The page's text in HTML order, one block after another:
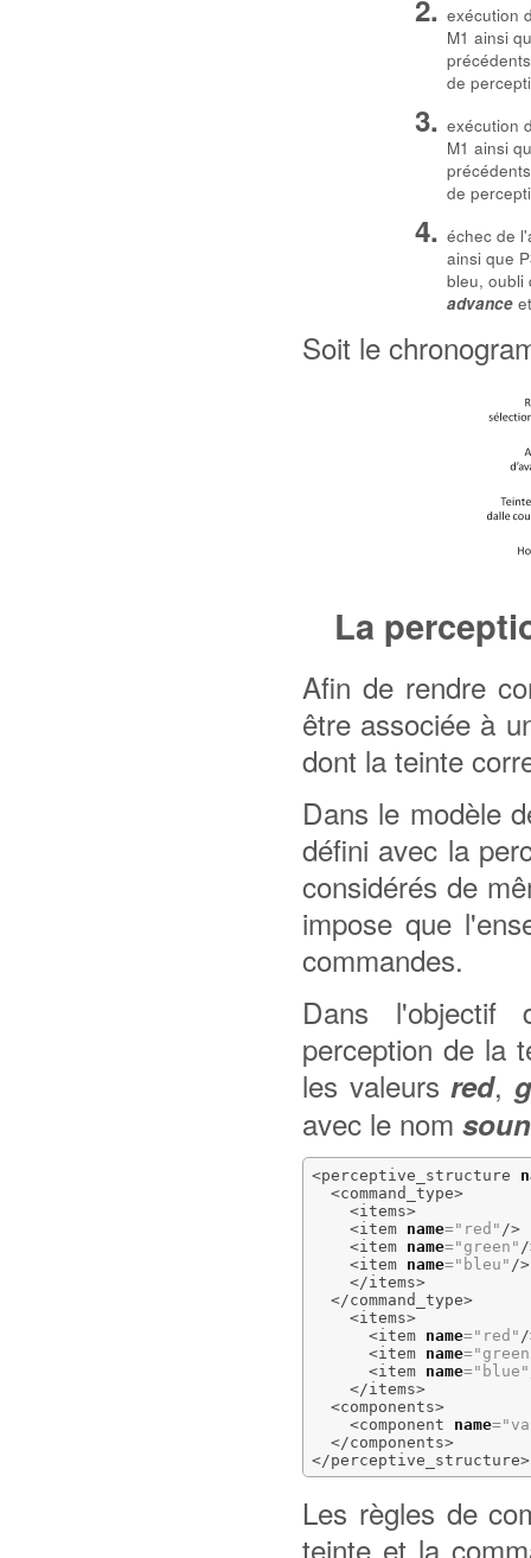
exécution
M1 ainsi
de
exécution
M1 ainsi
de
échec de
ainsi que
bleu, oubli
advance
Soit le
La
Afin de rendre
être associée à
dont la teinte
Dans le modèle
défini avec la
considérés de
impose que
commandes.
Dans l'objectif
perception de la
les valeurs red,
avec le nom
<perceptive_structure
<command_type>
<items>
<item
name="red" />
<item
name="green" /
<item
name="bleu" />
</items>
</command_type>
<items>
<item
name="red" /
<item
name=
<item
name="blue"
</items>
<components>
<component
name=
</components>
</perceptive_structure>
Les règles de
teinte et la